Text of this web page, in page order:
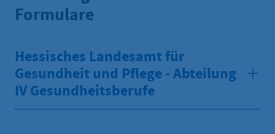
Formulare
Hessisches Landesamt für
Gesundheit und Pflege - Abteilung
IV Gesundheitsberufe